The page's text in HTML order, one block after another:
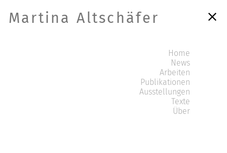
Martina Altschäfer
Home
News
Arbeiten
Publikationen
Ausstellungen
Texte
Über